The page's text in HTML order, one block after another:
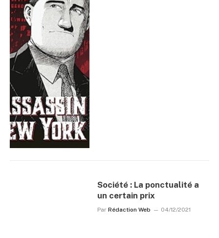
Société : La ponctualité a
un certain prix
Par Rédaction Web 04/12/2021